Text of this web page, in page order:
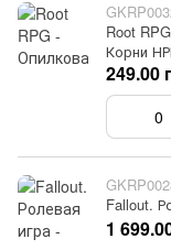
Root
Корни
249.00
Fallout.
1